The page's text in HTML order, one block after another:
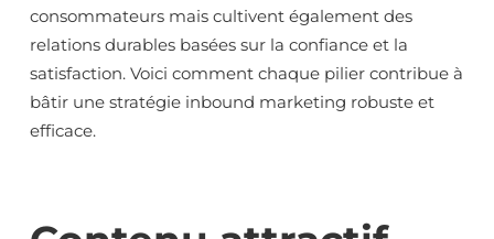
consommateurs mais cultivent également des
relations durables basées sur la confiance et la
satisfaction. Voici comment chaque pilier contribue à
bâtir une stratégie inbound marketing robuste et
efficace.